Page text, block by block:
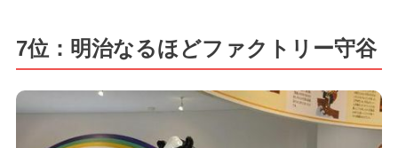
7位：明治なるほどファクトリー守谷